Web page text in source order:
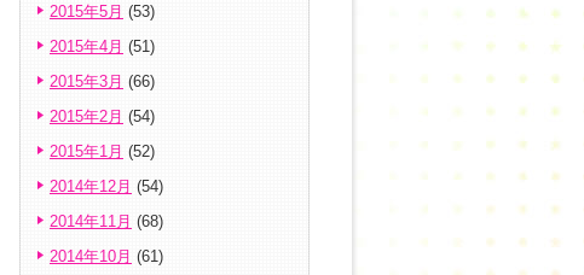
2015年5月 (53)
2015年4月 (51)
2015年3月 (66)
2015年2月 (54)
2015年1月 (52)
2014年12月 (54)
2014年11月 (68)
2014年10月 (61)